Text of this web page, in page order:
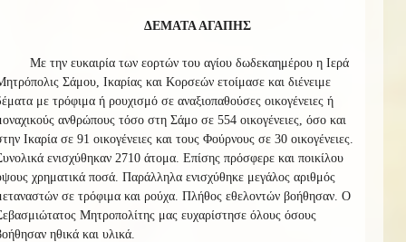
ΔΕΜΑΤΑ ΑΓΑΠΗΣ
Με την ευκαιρία των εορτών του αγίου δωδεκαημέρου η Ιερά
Σάμου, Ικαρίας και Κορσεών ετοίμασε και διένειμε
με τρόφιμα ή ρουχισμό σε αναξιοπαθούσες οικογένειες ή
ανθρώπους τόσο στη Σάμο σε 554 οικογένειες, όσο και
Ικαρία σε 91 οικογένειες και τους Φούρνους σε 30 οικογένειες.
ενισχύθηκαν 2710 άτομα. Επίσης πρόσφερε και ποικίλου
χρηματικά ποσά. Παράλληλα ενισχύθηκε μεγάλος αριθμός
σε τρόφιμα και ρούχα. Πλήθος εθελοντών βοήθησαν. O
Μητροπολίτης μας ευχαρίστησε όλους όσους
ηθικά και υλικά.